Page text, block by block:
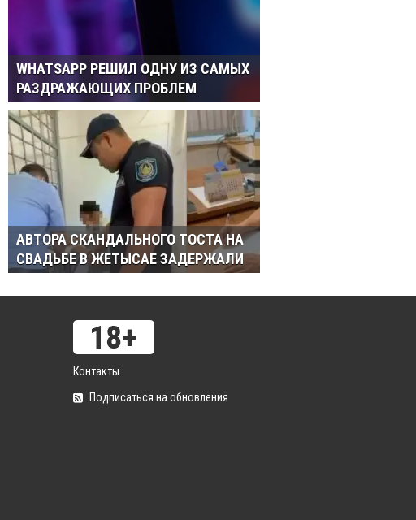
WHATSAPP РЕШИЛ ОДНУ ИЗ САМЫХ
РАЗДРАЖАЮЩИХ ПРОБЛЕМ
АВТОРА СКАНДАЛЬНОГО ТОСТА НА
СВАДЬБЕ В ЖЕТЫСАЕ ЗАДЕРЖАЛИ
Контакты
Подписаться на обновления